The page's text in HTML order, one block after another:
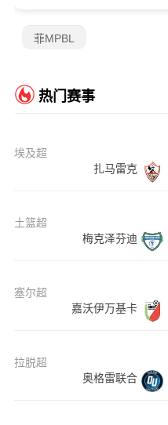
菲MPBL
热门赛事
埃及超
扎马雷克
土篮超
梅克泽芬迪
塞尔超
嘉沃伊万基卡
拉脱超
奥格雷联合